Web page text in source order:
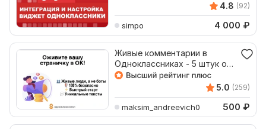
4.8 (92)
simpo 4 000 ₽
Живые комментарии в
Одноклассниках - 5 штук от
реальных людей
5.0 (259)
maksim_andreevich0 500 ₽